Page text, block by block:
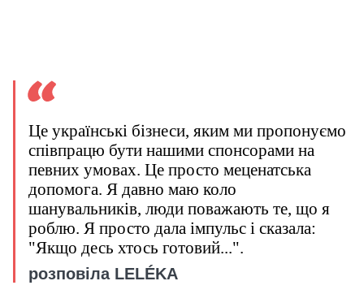
Це українські бізнеси, яким ми пропонуємо
співпрацю бути нашими спонсорами на
певних умовах. Це просто меценатська
допомога. Я давно маю коло
шанувальників, люди поважають те, що я
роблю. Я просто дала імпульс і сказала:
"Якщо десь хтось готовий...".
розповіла LELÉKA